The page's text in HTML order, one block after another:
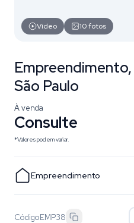
Vídeo 10fotos
São Paulo
À venda
Consulte
*Valores podem variar.
Empreendimento
CódigoEMP38